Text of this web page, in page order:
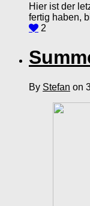
Hier ist der
fertig haben,
2
By Stefan on